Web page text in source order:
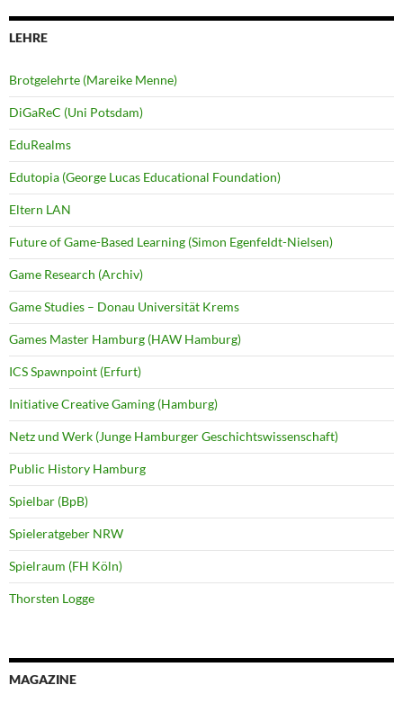
LEHRE
Brotgelehrte (Mareike Menne)
DiGaReC (Uni Potsdam)
EduRealms
Edutopia (George Lucas Educational Foundation)
Eltern LAN
Future of Game-Based Learning (Simon Egenfeldt-Nielsen)
Game Research (Archiv)
Game Studies – Donau Universität Krems
Games Master Hamburg (HAW Hamburg)
ICS Spawnpoint (Erfurt)
Initiative Creative Gaming (Hamburg)
Netz und Werk (Junge Hamburger Geschichtswissenschaft)
Public History Hamburg
Spielbar (BpB)
Spieleratgeber NRW
Spielraum (FH Köln)
Thorsten Logge
MAGAZINE